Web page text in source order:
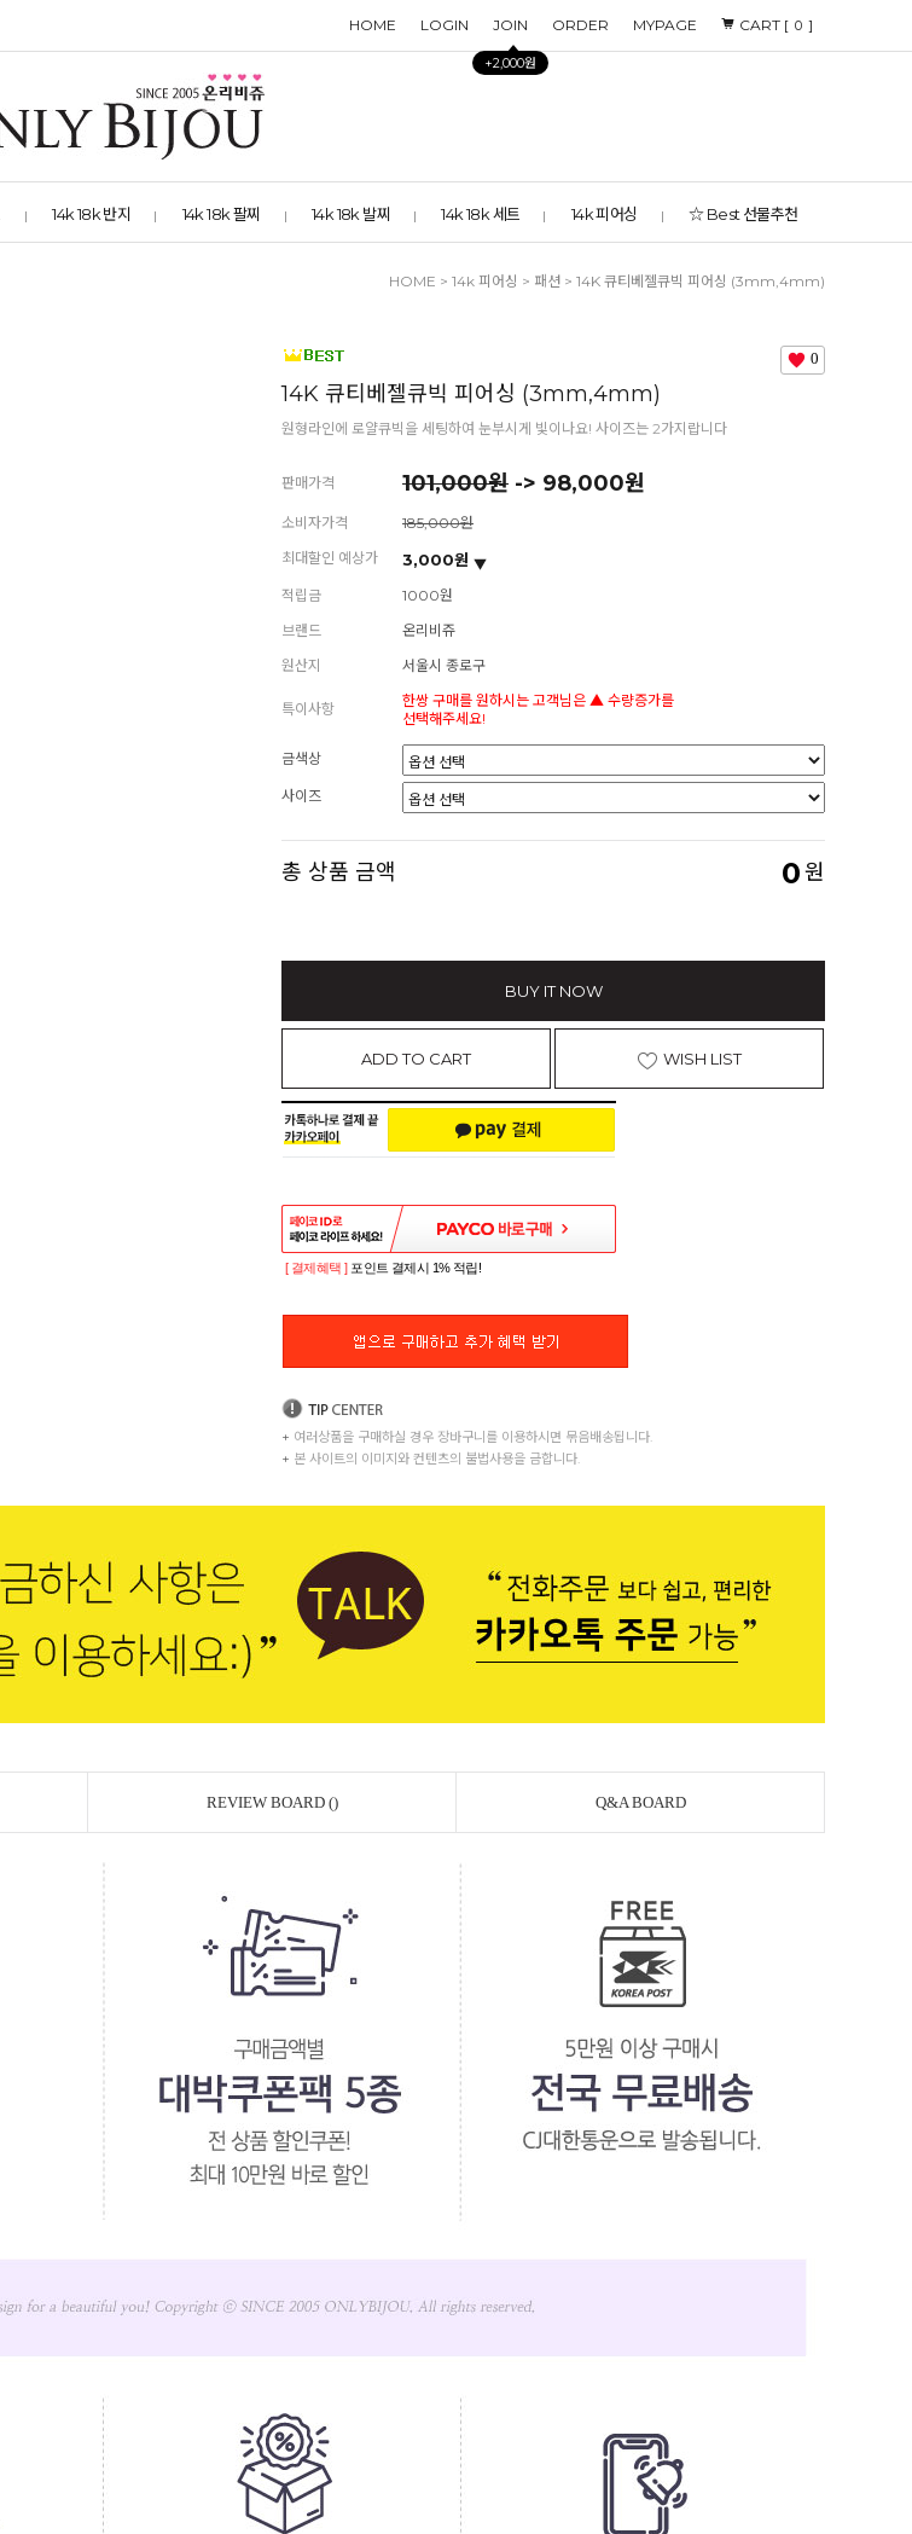
HOME LOGIN JOIN
+2,000원
ORDER MYPAGE CART [ 0 ]
14k 18k 반지 14k 18k 팔찌 14k 18k 발찌 14k 18k 세트 14k 피어싱 ☆ Best 선물추천
HOME > 14k 피어싱 > 패션 > 14K 큐티베젤큐빅 피어싱 (3mm,4mm)
0
14K 큐티베젤큐빅 피어싱 (3mm,4mm)
원형라인에 로얄큐빅을 세팅하여 눈부시게 빛이나요! 사이즈는 2가지랍니다
판매가격 101,000원 -> 98,000원
소비자가격
185,000원
최대할인 예상가
3,000원
적립금
1000원
브랜드
온리비쥬
원산지
서울시 종로구
특이사항
한쌍 구매를 원하시는 고객님은 ▲ 수량증가를
선택해주세요!
금색상
사이즈
총 상품 금액 0원
BUY IT NOW
ADD TO CART WISH LIST
페이코 ID로 페이코 라이
[ 결제혜택 ] 포인트 결제시 1% 적립!
+ 여러상품을 구매하실 경우 장바구니를 이용하시면 묶음배송됩니다.
+ 본 사이트의 이미지와 컨텐츠의 불법사용을 금합니다.
REVIEW BOARD () Q&A BOARD